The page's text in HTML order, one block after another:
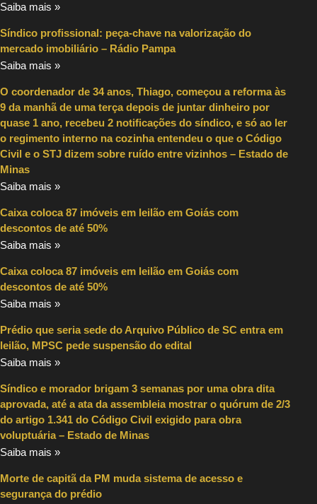
Saiba mais »
Síndico profissional: peça-chave na valorização do
mercado imobiliário – Rádio Pampa
Saiba mais »
O coordenador de 34 anos, Thiago, começou a reforma às
9 da manhã de uma terça depois de juntar dinheiro por
quase 1 ano, recebeu 2 notificações do síndico, e só ao ler
o regimento interno na cozinha entendeu o que o Código
Civil e o STJ dizem sobre ruído entre vizinhos – Estado de
Minas
Saiba mais »
Caixa coloca 87 imóveis em leilão em Goiás com
descontos de até 50%
Saiba mais »
Caixa coloca 87 imóveis em leilão em Goiás com
descontos de até 50%
Saiba mais »
Prédio que seria sede do Arquivo Público de SC entra em
leilão, MPSC pede suspensão do edital
Saiba mais »
Síndico e morador brigam 3 semanas por uma obra dita
aprovada, até a ata da assembleia mostrar o quórum de 2/3
do artigo 1.341 do Código Civil exigido para obra
voluptuária – Estado de Minas
Saiba mais »
Morte de capitã da PM muda sistema de acesso e
segurança do prédio